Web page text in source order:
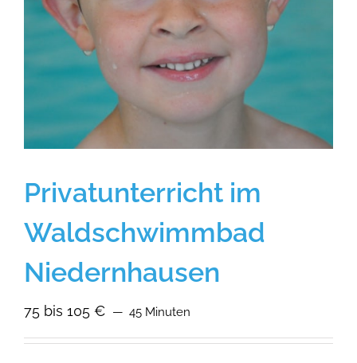
Privatunterricht im
Waldschwimmbad
Niedernhausen
75 bis 105 € 45 Minuten